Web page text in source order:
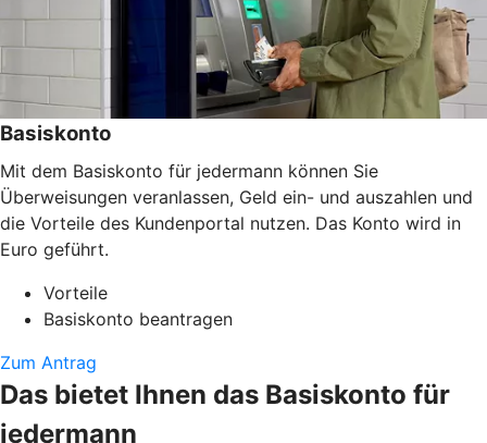
Basiskonto
Mit dem Basiskonto für jedermann können Sie
Überweisungen veranlassen, Geld ein- und auszahlen und
die Vorteile des Kundenportal nutzen. Das Konto wird in
Euro geführt.
Vorteile
Basiskonto beantragen
Zum Antrag
Das bietet Ihnen das Basiskonto für
jedermann